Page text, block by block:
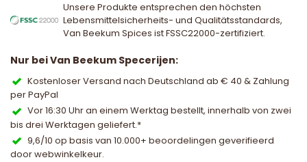
Unsere Produkte entsprechen den höchsten
Lebensmittelsicherheits- und Qualitätsstandards,
Van Beekum Spices ist FSSC22000-zertifiziert.
Nur bei Van Beekum Specerijen:
Kostenloser Versand nach Deutschland ab € 40 & Zahlung
per PayPal
Vor 16:30 Uhr an einem Werktag bestellt, innerhalb von zwei
bis drei Werktagen geliefert.*
9,6/10 op basis van 10.000+ beoordelingen geverifieerd
door webwinkelkeur.